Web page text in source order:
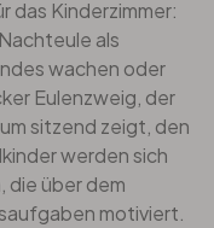
das Kinderzimmer:
als
wachen oder
Eulenzweig, der
sitzend zeigt, den
werden sich
die über dem
motiviert.